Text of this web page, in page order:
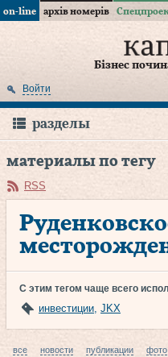
on-line архів номерів
Бізнес
Войти
разделы
материалы по тегу
RSS
С этим тегом чаще всего
инвестиции, JKX
все новости публикации фото